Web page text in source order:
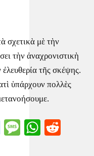
σχετικὰ μὲ τὴν
τὴν ἀναχρονιστικὴ
τῆς σκέψης.
ὑπάρχουν πολλὲς
Messenger
Message